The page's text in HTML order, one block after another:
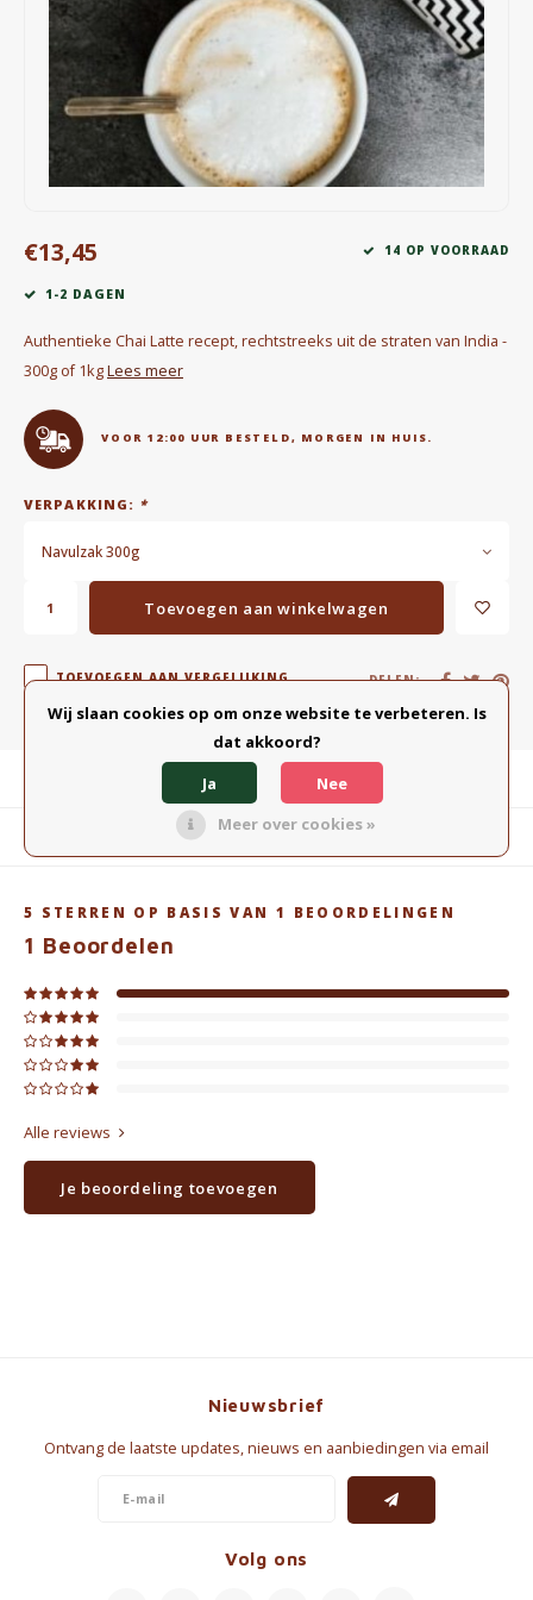
Waterkokers
Chocolade, granola en Drankpoeders
Koffie Kàn merch
Boeken
Gin
Outdoor accessoires
Happy stuff
€13,45 14 OP VOORRAAD
1-2 DAGEN
Authentieke Chai Latte recept, rechtstreeks uit de straten van India -
300g of 1kgLees meer
VOOR 12:00 UUR BESTELD, MORGEN IN HUIS.
VERPAKKING: *
Navulzak 300g
Toevoegen aan winkelwagen
TOEVOEGEN AAN VERGELIJKING DELEN:
Productomschrijving
Gerelateerde producten
5 STERREN OP BASIS VAN 1 BEOORDELINGEN
1 Beoordelen
Alle reviews
Je beoordeling toevoegen
Nieuwsbrief
Ontvang de laatste updates, nieuws en aanbiedingen via email
Volg ons
Wij slaan cookies op om onze website te verbeteren. Is
dat akkoord?
Ja
Nee
Meer over cookies »